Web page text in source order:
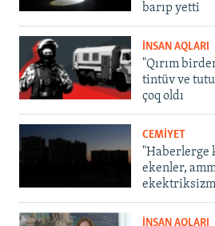
barıp yetti
İNSAN AQLARI
"Qırım
tintüv ve
çoq oldı
CEMİYET
"Haberlerge
ekenler,
İNSAN AQLARI